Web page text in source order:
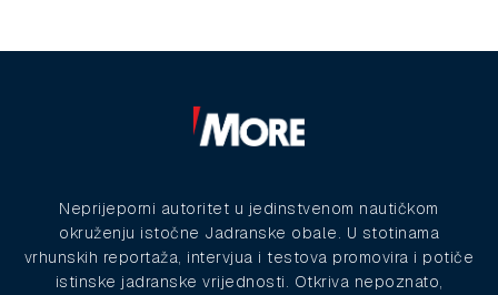
Neprijeporni autoritet u jedinstvenom nautičkom
okruženju istočne Jadranske obale. U stotinama
vrhunskih reportaža, intervjua i testova promovira i potiče
istinske jadranske vrijednosti. Otkriva nepoznato,